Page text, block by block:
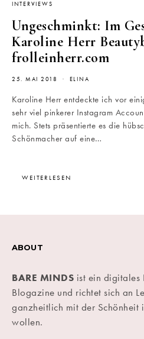
INTERVIEWS
Ungeschminkt: Im
Karoline Herr
frolleinherr.com
25. MAI 2018 ELINA
Karoline Herr entdeckte ich vor
sehr viel pinkerer Instagram
mich. Stets präsentierte es die
Schönmacher auf eine…
WEITERLESEN
ABOUT
BARE MINDS ist ein digitales
Blogazine und richtet sich an
ganzheitlich mit der Schönheit
wollen.